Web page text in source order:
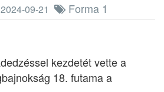
2024-09-21 Forma 1
kezdetét vette a
18. futama a